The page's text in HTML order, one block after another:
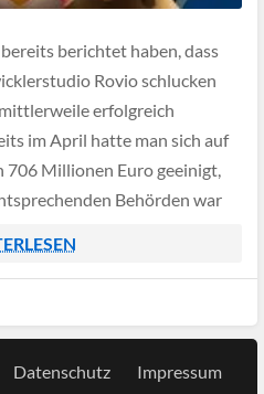
berichtet haben, dass
Rovio schlucken
erfolgreich
im April hatte man sich auf
706 Millionen Euro geeinigt,
Behörden war
Datenschutz Impressum